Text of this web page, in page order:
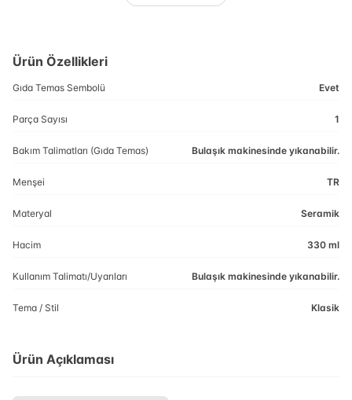
Ürün Özellikleri
Gıda Temas Sembolü Evet
Parça Sayısı 1
Bakım Talimatları (Gıda Temas) Bulaşık makinesinde yıkanabilir.
Menşei TR
Materyal Seramik
Hacim 330 ml
Kullanım Talimatı/Uyarıları Bulaşık makinesinde yıkanabilir.
Tema / Stil Klasik
Ürün Açıklaması